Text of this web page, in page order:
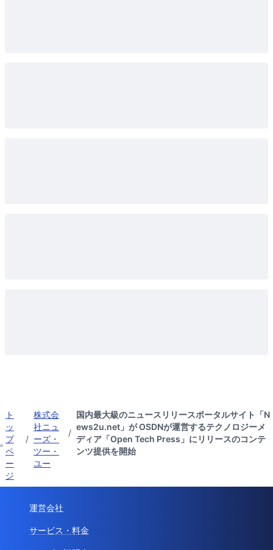
ト
ッ
プ
ペ
ー
ジ
/
株式会
社ニュ
ーズ・
ツー・
ユー
/
国内最大級のニュースリリースポータルサイト「N
ews2u.net」が OSDNが運営するテクノロジーメ
ディア「Open Tech Press」にリリースのコンテ
ンツ提供を開始
運営会社
サービス・料金